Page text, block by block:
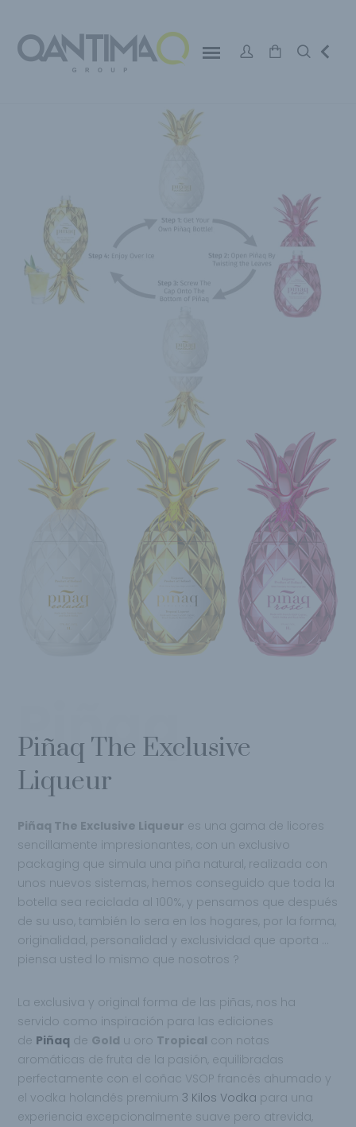
Piñaq
Piñaq The Exclusive
Liqueur
Piñaq The Exclusive Liqueur es una gama de licores
sencillamente impresionantes, con un exclusivo
packaging que simula una piña natural, realizada con
unos nuevos sistemas, hemos conseguido que toda la
botella sea reciclada al 100%, y pensamos que después
de su uso, también lo sera en los hogares, por la forma,
originalidad, personalidad y exclusividad que aporta …
piensa usted lo mismo que nosotros ?
La exclusiva y original forma de las piñas, nos ha
servido como inspiración para las ediciones
de Piñaq de Gold u oro Tropical con notas
aromáticas de fruta de la pasión, equilibradas
perfectamente con el coñac VSOP francés ahumado y
el vodka holandés premium3 Kilos Vodka para una
experiencia excepcionalmente suave pero atrevida,